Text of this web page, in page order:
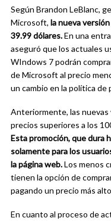
Según Brandon LeBlanc,
Microsoft, la nueva
39.99 dólares.En una
aseguró que los actuales
WIndows 7 podrán
de Microsoft al precio
un cambio en la política
Anteriormente, las
precios superiores a los
Esta promoción, que dura
solamente para los
la página web.Los menos
tienen la opción de
pagando un precio más
En cuanto al proceso de